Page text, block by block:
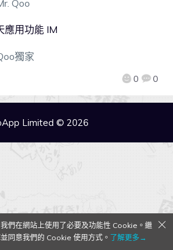
Qoo
0 0
應用功能 IM
獨家
Limited © 2026
們在網站上使用了必要及功能性 Cookie。繼
同意我們的 Cookie 使用方式。 了解更多→